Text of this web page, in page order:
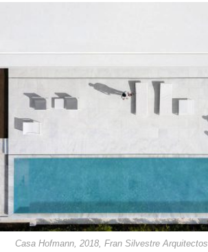
Casa Hofmann, 2018, Fran Silvestre Arquitectos